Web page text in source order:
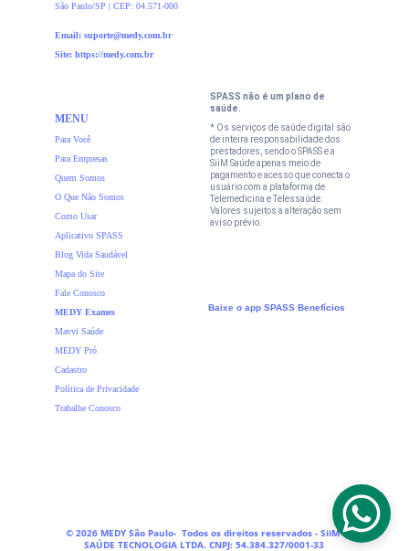
São Paulo/SP | CEP: 04.571-000
Email: suporte@medy.com.br
Site: https://medy.com.br
SPASS não é um plano de
saúde.
* Os serviços de saúde digital são
de inteira responsabilidade dos
prestadores, sendo o SPASS e a
SiiM Saúde apenas meio de
pagamento e acesso que conecta o
usuário com a plataforma de
Telemedicina e Telessaúde.
Valores sujeitos a alteração sem
aviso prévio.
MENU
Para Você
Para Empresas
Quem Somos
O Que Não Somos
Como Usar
Aplicativo SPASS
Blog Vida Saudável
Mapa do Site
Fale Conosco
MEDY Exames
Mavvi Saúde
MEDY Pró
Cadastro
Política de Privacidade
Trabalhe Conosco
© 2026 MEDY São Paulo-  Todos os direitos reservados - SiiM
SAÚDE TECNOLOGIA LTDA. CNPJ: 54.384.327/0001-33
Baixe o app SPASS Benefícios